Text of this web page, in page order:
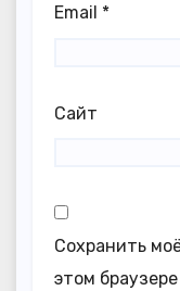
Email *
Сайт
Сохранить
этом